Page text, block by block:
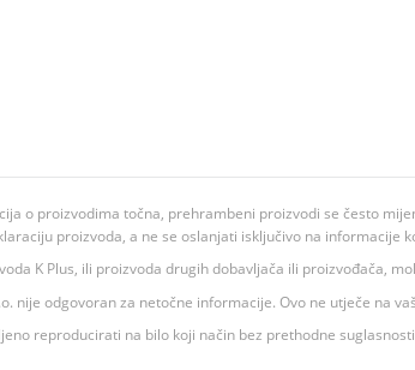
o proizvodima točna, prehrambeni proizvodi se često
proizvoda, a ne se oslanjati isključivo na informacije
K Plus, ili proizvoda drugih dobavljača ili proizvođača,
nije odgovoran za netočne informacije. Ovo ne utječe na
reproducirati na bilo koji način bez prethodne